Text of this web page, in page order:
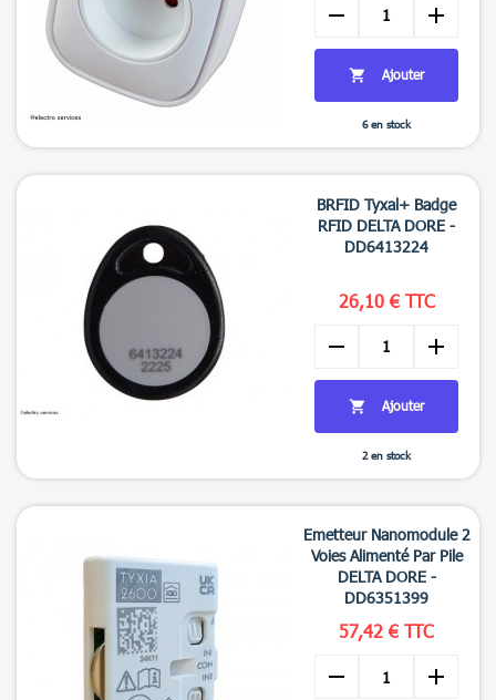
Aperçu rapide
remove add
 Ajouter
6 en stock

BRFID Tyxal+ Badge
RFID DELTA DORE -
DD6413224
26,10 € TTC
remove add
 Ajouter
2 en stock
Emetteur Nanomodule 2
Voies Alimenté Par Pile
DELTA DORE -
DD6351399
57,42 € TTC
remove add